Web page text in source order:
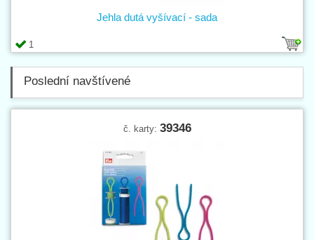
1
Jehla dutá vyšívací - sada
Poslední navštívené
č. karty: 39346